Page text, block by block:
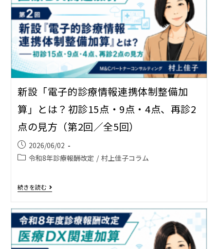
新設「電子的診療情報連携体制整備加
算」とは？――初診15点・9点・4点、再診2
点の見方（第2回／全5回）
2026/06/02
令和8年診療報酬改定 / 村上佳子コラム
続きを読む